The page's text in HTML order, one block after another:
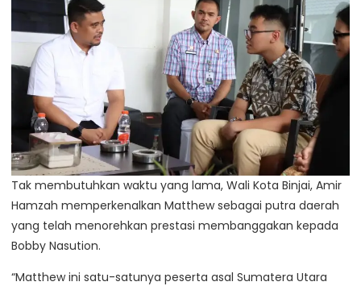
Tak membutuhkan waktu yang lama, Wali Kota Binjai, Amir
Hamzah memperkenalkan Matthew sebagai putra daerah
yang telah menorehkan prestasi membanggakan kepada
Bobby Nasution.
“Matthew ini satu-satunya peserta asal Sumatera Utara